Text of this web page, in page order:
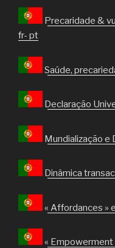
Precaridade &
fr- pt
Saúde,
Declaração
Mundialização e
Dinâmica
« Affordances »
« Empowerment